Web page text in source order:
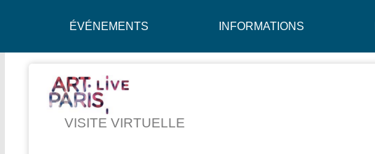
ÉVÉNEMENTS INFORMATIONS
VISITE VIRTUELLE